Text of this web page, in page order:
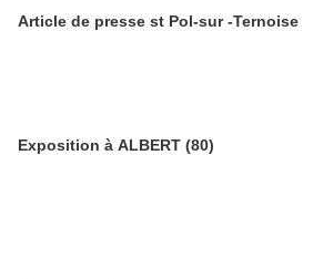
Article de presse st Pol-sur -Ternoise
Exposition à ALBERT (80)